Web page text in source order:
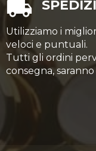
Utilizziamo i
veloci e puntuali.
Tutti gli ordini
consegna,